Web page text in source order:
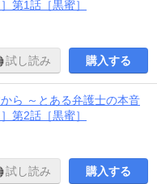
第1話［黒蜜］
試し読み 購入する
ら ～とある弁護士の本音
第2話［黒蜜］
試し読み 購入する